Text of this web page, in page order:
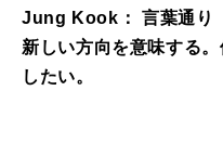
Jung Kook： 言葉通り
新しい方向を意味する
したい。